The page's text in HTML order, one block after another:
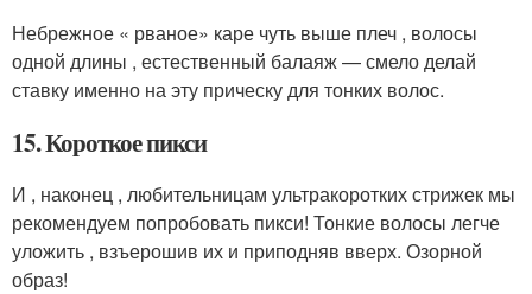
Небрежное « рваное» каре чуть выше плеч , волосы
одной длины , естественный балаяж — смело делай
ставку именно на эту прическу для тонких волос.
15. Короткое пикси
И , наконец , любительницам ультракоротких стрижек мы
рекомендуем попробовать пикси! Тонкие волосы легче
уложить , взъерошив их и приподняв вверх. Озорной
образ!